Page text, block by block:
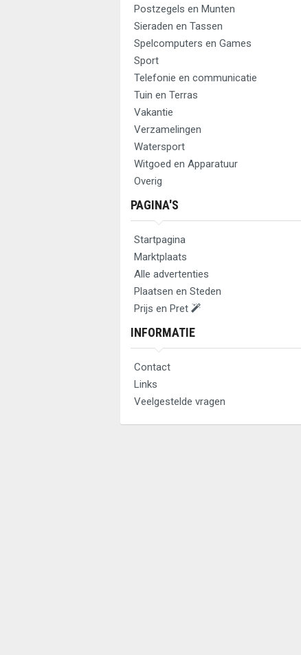
Postzegels en Munten
Sieraden en Tassen
Spelcomputers en Games
Sport
Telefonie en communicatie
Tuin en Terras
Vakantie
Verzamelingen
Watersport
Witgoed en Apparatuur
Overig
PAGINA'S
Startpagina
Marktplaats
Alle advertenties
Plaatsen en Steden
Prijs en Pret
INFORMATIE
Contact
Links
Veelgestelde vragen